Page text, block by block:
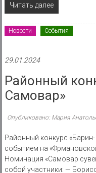
Читать далее
Новости События
29.01.2024
Районный
Самовар»
Опубликовано: Мария
Районный конкурс
событием на
Номинация «Самовар
собой участники: —